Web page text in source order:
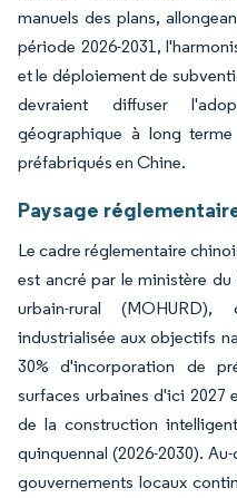
manuels des plans,
période 2026-2031,
et le déploiement de
devraient diffuser
géographique à long
préfabriqués en Chine.
Paysage
Le cadre réglementaire
est ancré par le ministère
urbain-rural
industrialisée aux objectifs
30% d'incorporation de
surfaces urbaines d'ici 2027
de la construction
quinquennal (2026-2030).
gouvernements locaux